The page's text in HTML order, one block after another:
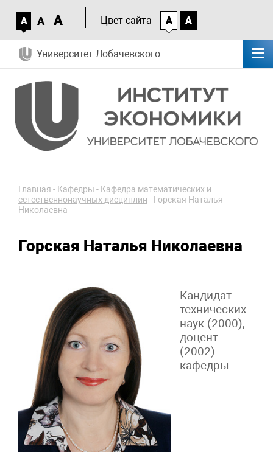
A A A Цвет сайта A A
Университет Лобачевского
Главная - Кафедры - Кафедра математических и
естественнонаучных дисциплин - Горская Наталья
Николаевна
Горская Наталья Николаевна
Кандидат
технических
наук (2000),
доцент
(2002)
кафедры